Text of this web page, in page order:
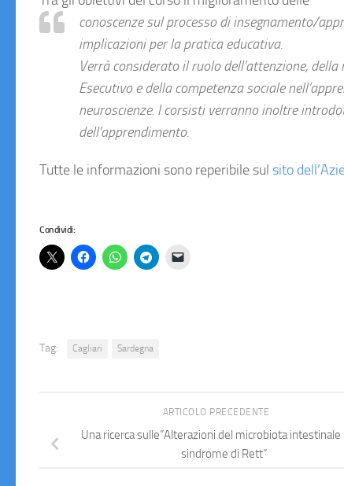
conoscenze sul processo di insegnamento/
implicazioni per la pratica educativa.
Verrà considerato il ruolo dell’attenzione,
Esecutivo e della competenza sociale
neuroscienze. I corsisti verranno inoltre
dell’apprendimento.
Tutte le informazioni sono reperibile sul sito
Condividi:
Tag: Cagliari Sardegna
ARTICOLO PRECEDENTE
Una ricerca sulle”Alterazioni del microbiota intestinale
sindrome di Rett”